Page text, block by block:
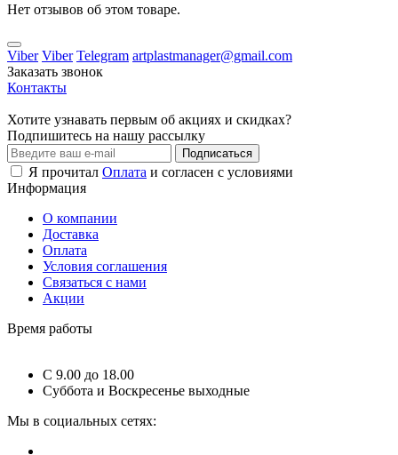
Нет отзывов об этом товаре.
Viber Viber Telegram artplastmanager@gmail.com
Заказать звонок
Контакты
Хотите узнавать первым об акциях и скидках?
Подпишитесь на нашу рассылку
Подписаться
Я прочитал Оплата и согласен с условиями
Информация
О компании
Доставка
Оплата
Условия соглашения
Связаться с нами
Акции
Время работы
C 9.00 до 18.00
Суббота и Воскресенье выходные
Мы в социальных сетях: